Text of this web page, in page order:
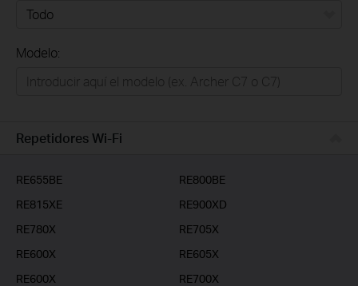
Empresas
Modelo:
Repetidores Wi-Fi
RE655BE
RE800BE
RE815XE
RE900XD
RE780X
RE705X
RE600X
RE605X
RE600X
RE700X